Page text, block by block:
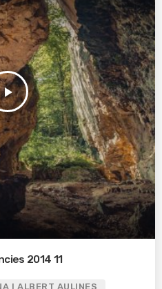
play_arrow
2014 11
I ALBERT AULINES